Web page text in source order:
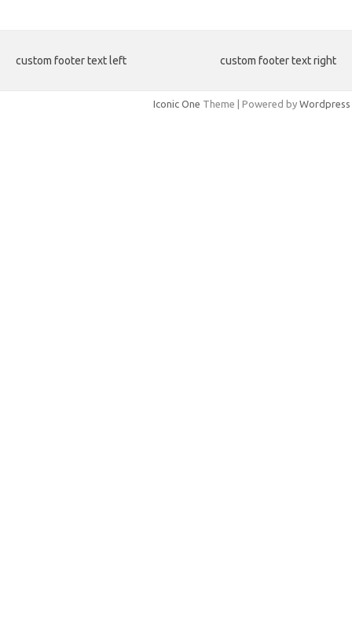
custom footer text left custom footer text right
Iconic One Theme | Powered by Wordpress